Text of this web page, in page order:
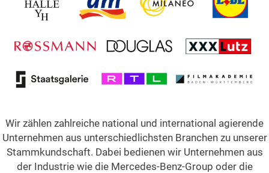
Wir zählen zahlreiche national und international agierende
Unternehmen aus unterschiedlichsten Branchen zu unserer
Stammkundschaft. Dabei bedienen wir Unternehmen aus
der Industrie wie die Mercedes-Benz-Group oder die